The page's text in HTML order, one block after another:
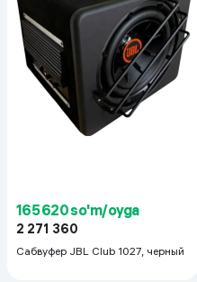
165 620 so'm/oyga
2 271 360
Сабвуфер JBL Club 1027, черный